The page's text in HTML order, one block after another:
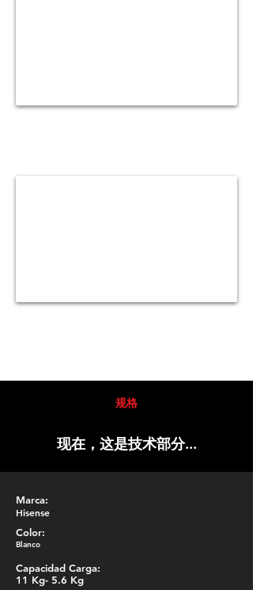
规格
现在，这是技术部分...
Marca:
Hisense
Color:
Blanco
Capacidad Carga:
11 Kg- 5.6 Kg